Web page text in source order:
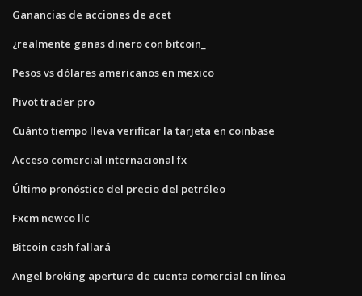
Ganancias de acciones de acet
¿realmente ganas dinero con bitcoin_
Pesos vs dólares americanos en mexico
Pivot trader pro
Cuánto tiempo lleva verificar la tarjeta en coinbase
Acceso comercial internacional fx
Último pronóstico del precio del petróleo
Fxcm newco llc
Bitcoin cash fallará
Angel broking apertura de cuenta comercial en línea